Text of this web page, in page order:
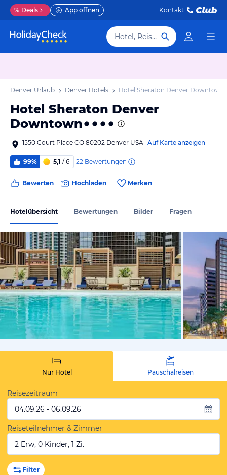
% Deals App öffnen Kontakt
Hotel, Reiseziel
Denver Urlaub Denver Hotels Hotel Sheraton Denver Downtown
Hotel Sheraton Denver
Downtown
1550 Court Place CO 80202 Denver USA Auf Karte anzeigen
99% 5,1 / 6 22 Bewertungen
Bewerten Hochladen Merken
Hotelübersicht Bewertungen Bilder Fragen
von
Nur Hotel Pauschalreisen
Reisezeitraum
04.09.26 - 06.09.26
Reiseteilnehmer & Zimmer
2 Erw, 0 Kinder, 1 Zi.
Filter